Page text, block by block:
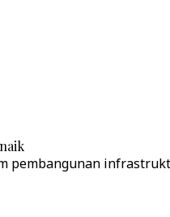
pembangunan